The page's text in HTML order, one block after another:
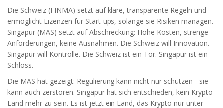
Die Schweiz (FINMA) setzt auf klare, transparente Regeln und
ermöglicht Lizenzen für Start-ups, solange sie Risiken managen.
Singapur (MAS) setzt auf Abschreckung: Hohe Kosten, strenge
Anforderungen, keine Ausnahmen. Die Schweiz will Innovation.
Singapur will Kontrolle. Die Schweiz ist ein Tor. Singapur ist ein
Schloss.
Die MAS hat gezeigt: Regulierung kann nicht nur schützen - sie
kann auch zerstören. Singapur hat sich entschieden, kein Krypto-
Land mehr zu sein. Es ist jetzt ein Land, das Krypto nur unter